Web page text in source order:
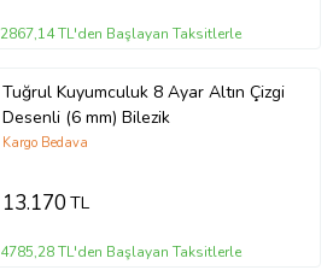
2867,14 TL'den Başlayan Taksitlerle
Tuğrul Kuyumculuk 8 Ayar Altın Çizgi
Desenli (6 mm) Bilezik
Kargo Bedava
13.170TL
4785,28 TL'den Başlayan Taksitlerle